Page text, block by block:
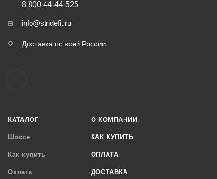
КАТАЛОГ
Шоссе
Как купить
Оплата
О КОМПАНИИ
КАК КУПИТЬ
ОПЛАТА
ДОСТАВКА
8 800 44-44-525
info@stridefit.ru
Доставка по всей России